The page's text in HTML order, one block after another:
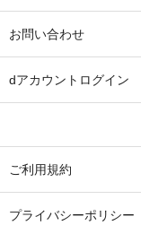
お問い合わせ
dアカウントログイン
ご利用規約
プライバシーポリシー